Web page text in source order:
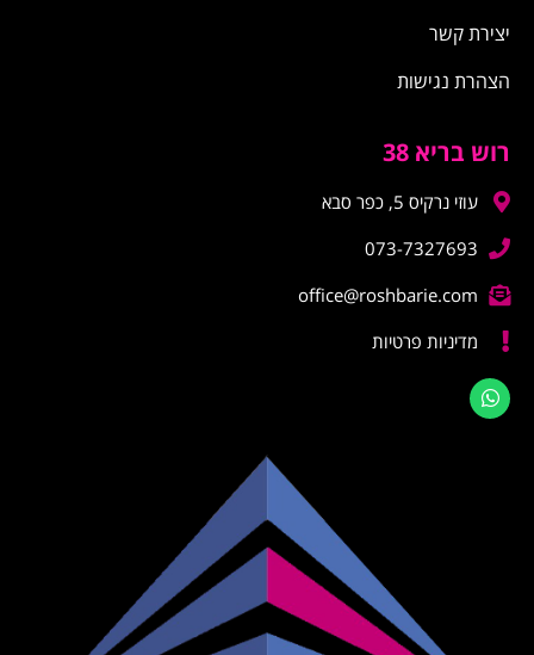
יצירת קשר
הצהרת נגישות
רוש בריא 38
עוזי נרקיס 5, כפר סבא
073-7327693
office@roshbarie.com
מדיניות פרטיות